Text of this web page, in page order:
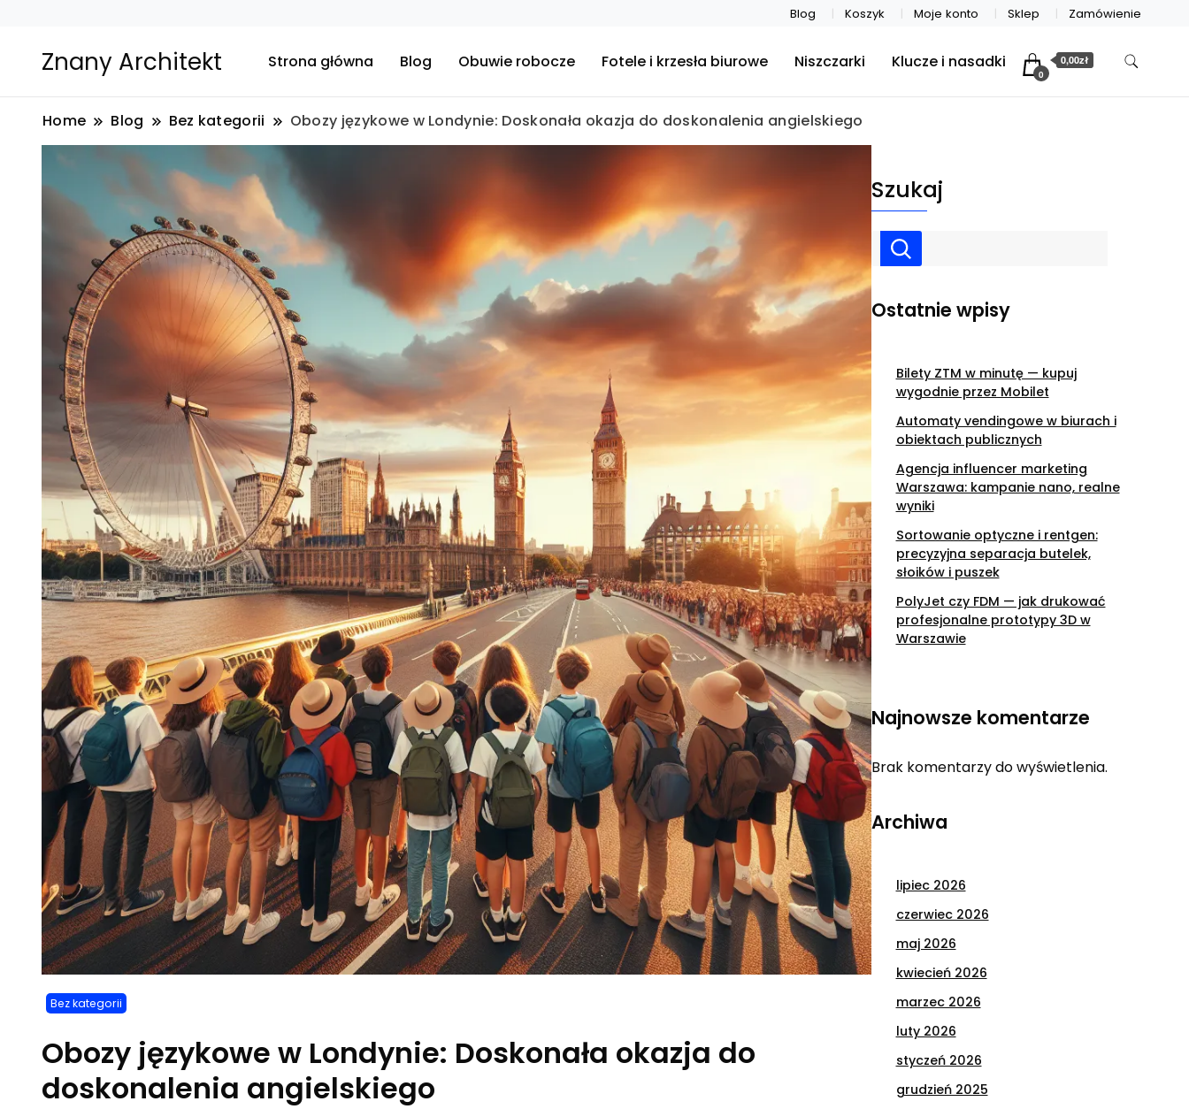
Blog Koszyk Moje konto Sklep Zamówienie
Znany Architekt Strona główna Blog Obuwie robocze Fotele i krzesła biurowe Niszczarki Klucze i nasadki
0
0,00zł
Home Blog Bez kategorii Obozy językowe w Londynie: Doskonała okazja do doskonalenia angielskiego
Bez kategorii
Obozy językowe w Londynie: Doskonała okazja do
doskonalenia angielskiego
Szukaj
Ostatnie wpisy
Bilety ZTM w minutę — kupuj
wygodnie przez Mobilet
Automaty vendingowe w biurach i
obiektach publicznych
Agencja influencer marketing
Warszawa: kampanie nano, realne
wyniki
Sortowanie optyczne i rentgen:
precyzyjna separacja butelek,
słoików i puszek
PolyJet czy FDM — jak drukować
profesjonalne prototypy 3D w
Warszawie
Najnowsze komentarze
Brak komentarzy do wyświetlenia.
Archiwa
lipiec 2026
czerwiec 2026
maj 2026
kwiecień 2026
marzec 2026
luty 2026
styczeń 2026
grudzień 2025